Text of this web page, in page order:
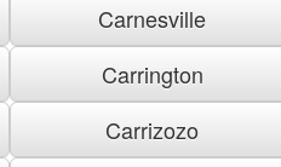
Carnesville
Carrington
Carrizozo